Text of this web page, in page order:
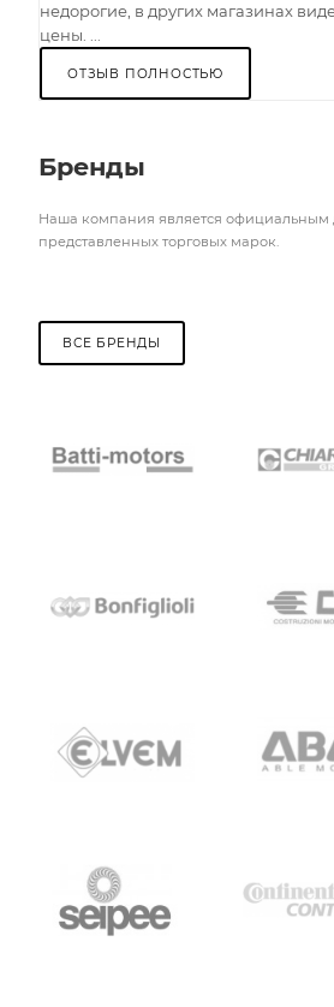
недорогие, в других магазинах
цены. ...
ОТЗЫВ ПОЛНОСТЬЮ
Бренды
Наша компания является официальным
представленных торговых марок.
ВСЕ БРЕНДЫ